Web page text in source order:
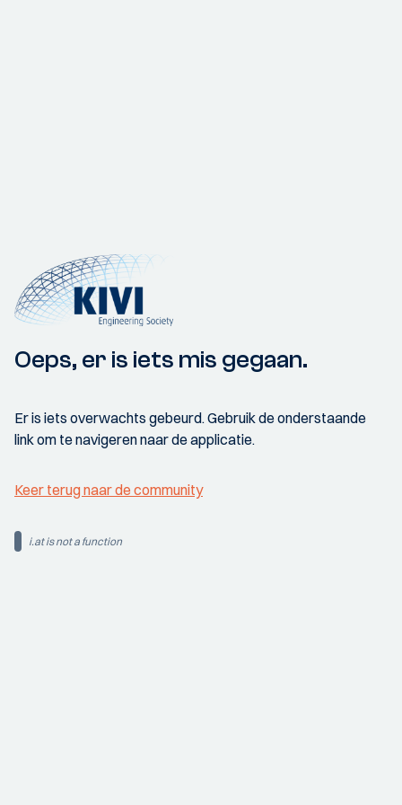
Oeps, er is iets mis gegaan.
Er is iets overwachts gebeurd. Gebruik de onderstaande
link om te navigeren naar de applicatie.
Keer terug naar de community
i.at is not a function